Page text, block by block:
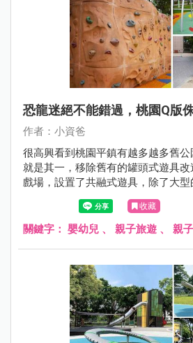
恐龍迷絕不能錯過，桃園Q版
作者：小資爸
很高興看到桃園平鎮有越多越多舊
就是其一，移除舊有的罐頭式遊具
戲場，設置了共融式遊具，除了大型
沙坑可以挖掘恐龍化石以及挖土機
的鳥巢鞦韆，地面也設計了恐龍的
心了呢！現在就跟著小資爸一起來看
收藏
關鍵字： 嬰幼兒 、 親子旅遊 、 親